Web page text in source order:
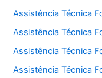
Assistência Técnica
Assistência Técnica
Assistência Técnica
Assistência Técnica